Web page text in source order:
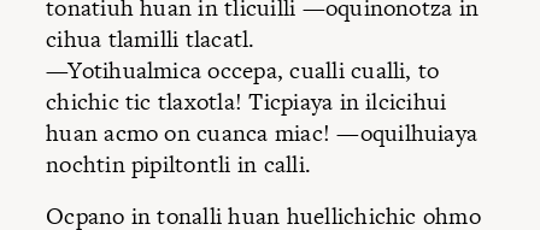
tonatiuh huan in tlicuilli —oquinonotza in
cihua tlamilli tlacatl.
—Yotihualmica occepa, cualli cualli, to
chichic tic tlaxotla! Ticpiaya in ilcicihui
huan acmo on cuanca miac! —oquilhuiaya
nochtin pipiltontli in calli.
Ocpano in tonalli huan huellichichic ohmo